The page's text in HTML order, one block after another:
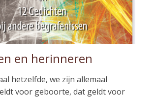
en herinneren
hetzelfde, we zijn allemaal
voor geboorte, dat geldt voor